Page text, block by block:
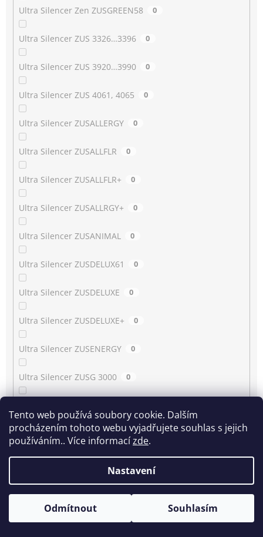
Tento web používá soubory cookie. Dalším
procházením tohoto webu vyjadřujete souhlas s jejich
používáním.. Více informacízde.
Nastavení
Odmítnout Souhlasím
Ultra Silencer Zen ZUSGREEN58 0
Ultra Silencer ZUS 3326…3396 0
Ultra Silencer ZUS 3920…3990 0
Ultra Silencer ZUS 4061, 4065 0
Ultra Silencer ZUSALLERGY 0
Ultra Silencer ZUSALLFLR 0
Ultra Silencer ZUSALLFLR+ 0
Ultra Silencer ZUSALLRGY+ 0
Ultra Silencer ZUSANIMAL 0
Ultra Silencer ZUSDELUX61 0
Ultra Silencer ZUSDELUXE 0
Ultra Silencer ZUSDELUXE+ 0
Ultra Silencer ZUSENERGY 0
Ultra Silencer ZUSG 3000 0
Ultra Silencer ZUSG 4061 0
Ultra Silencer ZUSGREEN 0